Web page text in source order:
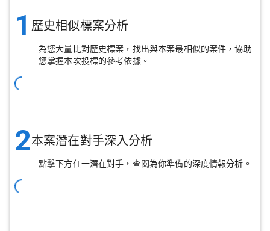
1 歷史相似標案分析
為您大量比對歷史標案，找出與本案最相似的案件，協助
您掌握本次投標的參考依據。
2本案潛在對手深入分析
點擊下方任一潛在對手，查閱為你準備的深度情報分析。